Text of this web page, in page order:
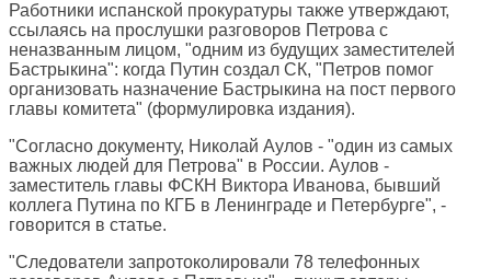
Работники испанской прокуратуры также утверждают,
ссылаясь на прослушки разговоров Петрова с
неназванным лицом, "одним из будущих заместителей
Бастрыкина": когда Путин создал СК, "Петров помог
организовать назначение Бастрыкина на пост первого
главы комитета" (формулировка издания).
"Согласно документу, Николай Аулов - "один из самых
важных людей для Петрова" в России. Аулов -
заместитель главы ФСКН Виктора Иванова, бывший
коллега Путина по КГБ в Ленинграде и Петербурге", -
говорится в статье.
"Следователи запротоколировали 78 телефонных